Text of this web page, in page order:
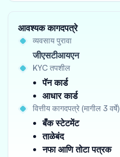
आवश्यक कागदपत्रे
व्यवसाय पुरावा
जीएसटीआयएन
KYC तपशील
पॅन कार्ड
आधार कार्ड
वित्तीय कागदपत्रे (मागील 3 वर्षे)
बँक स्टेटमेंट
ताळेबंद
नफा आणि तोटा पत्रक